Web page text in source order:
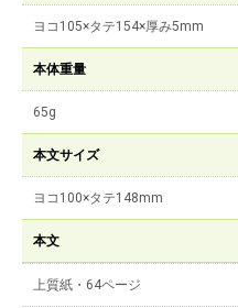
ヨコ105×タテ154×厚み5mm
本体重量
65g
本文サイズ
ヨコ100×タテ148mm
本文
上質紙・64ページ